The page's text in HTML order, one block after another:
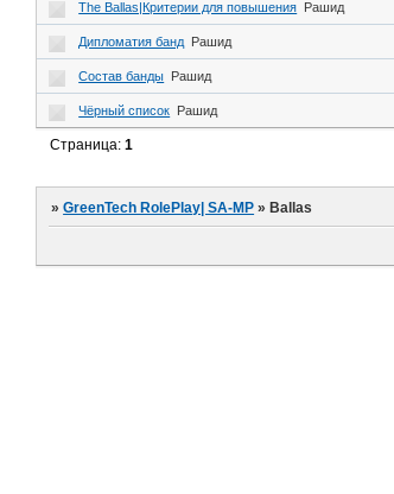
The Ballas|Критерии для повышения Рашид
Дипломатия банд Рашид
Состав банды Рашид
Чёрный список Рашид
Страница:1
»GreenTech RolePlay| SA-MP »Ballas